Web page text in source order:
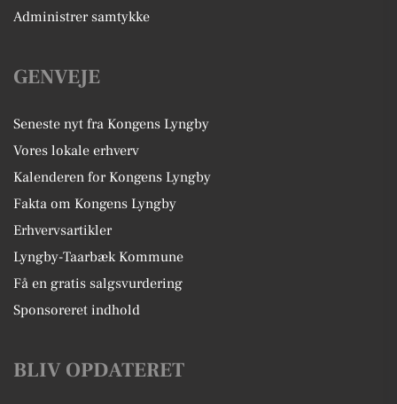
Administrer samtykke
GENVEJE
Seneste nyt fra Kongens Lyngby
Vores lokale erhverv
Kalenderen for Kongens Lyngby
Fakta om Kongens Lyngby
Erhvervsartikler
Lyngby-Taarbæk Kommune
Få en gratis salgsvurdering
Sponsoreret indhold
BLIV OPDATERET